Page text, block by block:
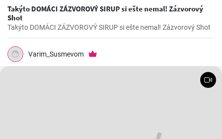
Takýto DOMÁCI ZÁZVOROVÝ SIRUP si ešte nemal! Zázvorový
Shot
Takýto DOMÁCI ZÁZVOROVÝ SIRUP si ešte nemal! Zázvorový Shot
Varim_Susmevom